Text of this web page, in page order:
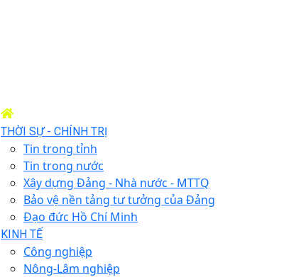
THỜI SỰ - CHÍNH TRỊ
Tin trong tỉnh
Tin trong nước
Xây dựng Đảng - Nhà nước - MTTQ
Bảo vệ nền tảng tư tưởng của Đảng
Đạo đức Hồ Chí Minh
KINH TẾ
Công nghiệp
Nông-Lâm nghiệp